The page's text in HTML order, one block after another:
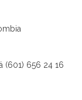
(601) 656 24 16